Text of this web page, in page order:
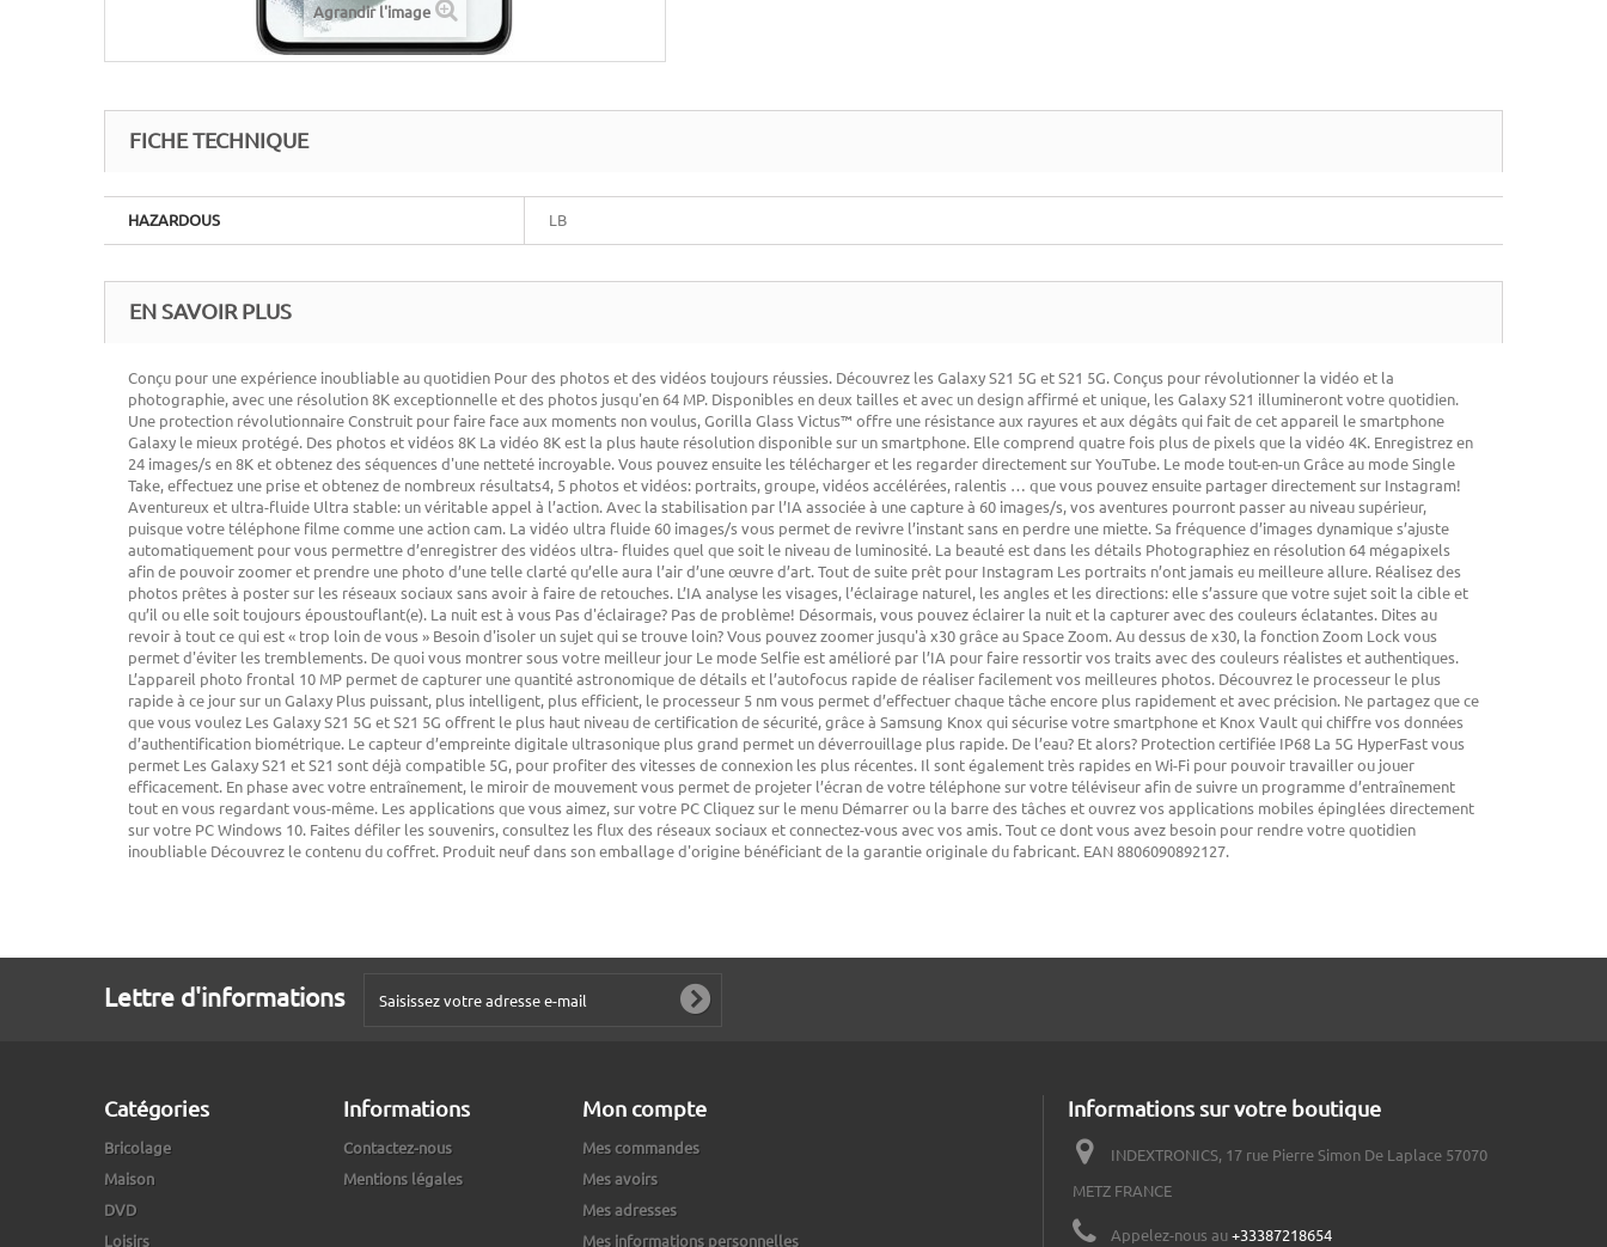
Agrandir l'image
FICHE TECHNIQUE
HAZARDOUS LB
EN SAVOIR PLUS
Conçu pour une expérience inoubliable au quotidien Pour des photos et des vidéos toujours réussies. Découvrez les Galaxy S21 5G et S21 5G. Conçus pour révolutionner la vidéo et la
photographie, avec une résolution 8K exceptionnelle et des photos jusqu'en 64 MP. Disponibles en deux tailles et avec un design affirmé et unique, les Galaxy S21 illumineront votre quotidien.
Une protection révolutionnaire Construit pour faire face aux moments non voulus, Gorilla Glass Victus™ offre une résistance aux rayures et aux dégâts qui fait de cet appareil le smartphone
Galaxy le mieux protégé. Des photos et vidéos 8K La vidéo 8K est la plus haute résolution disponible sur un smartphone. Elle comprend quatre fois plus de pixels que la vidéo 4K. Enregistrez en
24 images/s en 8K et obtenez des séquences d'une netteté incroyable. Vous pouvez ensuite les télécharger et les regarder directement sur YouTube. Le mode tout-en-un Grâce au mode Single
Take, effectuez une prise et obtenez de nombreux résultats4, 5 photos et vidéos: portraits, groupe, vidéos accélérées, ralentis … que vous pouvez ensuite partager directement sur Instagram!
Aventureux et ultra-fluide Ultra stable: un véritable appel à l’action. Avec la stabilisation par l’IA associée à une capture à 60 images/s, vos aventures pourront passer au niveau supérieur,
puisque votre téléphone filme comme une action cam. La vidéo ultra fluide 60 images/s vous permet de revivre l’instant sans en perdre une miette. Sa fréquence d’images dynamique s’ajuste
automatiquement pour vous permettre d’enregistrer des vidéos ultra- fluides quel que soit le niveau de luminosité. La beauté est dans les détails Photographiez en résolution 64 mégapixels
afin de pouvoir zoomer et prendre une photo d’une telle clarté qu’elle aura l’air d’une œuvre d’art. Tout de suite prêt pour Instagram Les portraits n’ont jamais eu meilleure allure. Réalisez des
photos prêtes à poster sur les réseaux sociaux sans avoir à faire de retouches. L’IA analyse les visages, l’éclairage naturel, les angles et les directions: elle s’assure que votre sujet soit la cible et
qu’il ou elle soit toujours époustouflant(e). La nuit est à vous Pas d'éclairage? Pas de problème! Désormais, vous pouvez éclairer la nuit et la capturer avec des couleurs éclatantes. Dites au
revoir à tout ce qui est « trop loin de vous » Besoin d'isoler un sujet qui se trouve loin? Vous pouvez zoomer jusqu'à x30 grâce au Space Zoom. Au dessus de x30, la fonction Zoom Lock vous
permet d'éviter les tremblements. De quoi vous montrer sous votre meilleur jour Le mode Selfie est amélioré par l’IA pour faire ressortir vos traits avec des couleurs réalistes et authentiques.
L’appareil photo frontal 10 MP permet de capturer une quantité astronomique de détails et l’autofocus rapide de réaliser facilement vos meilleures photos. Découvrez le processeur le plus
rapide à ce jour sur un Galaxy Plus puissant, plus intelligent, plus efficient, le processeur 5 nm vous permet d’effectuer chaque tâche encore plus rapidement et avec précision. Ne partagez que ce
que vous voulez Les Galaxy S21 5G et S21 5G offrent le plus haut niveau de certification de sécurité, grâce à Samsung Knox qui sécurise votre smartphone et Knox Vault qui chiffre vos données
d’authentification biométrique. Le capteur d’empreinte digitale ultrasonique plus grand permet un déverrouillage plus rapide. De l’eau? Et alors? Protection certifiée IP68 La 5G HyperFast vous
permet Les Galaxy S21 et S21 sont déjà compatible 5G, pour profiter des vitesses de connexion les plus récentes. Il sont également très rapides en Wi-Fi pour pouvoir travailler ou jouer
efficacement. En phase avec votre entraînement, le miroir de mouvement vous permet de projeter l’écran de votre téléphone sur votre téléviseur afin de suivre un programme d’entraînement
tout en vous regardant vous-même. Les applications que vous aimez, sur votre PC Cliquez sur le menu Démarrer ou la barre des tâches et ouvrez vos applications mobiles épinglées directement
sur votre PC Windows 10. Faites défiler les souvenirs, consultez les flux des réseaux sociaux et connectez-vous avec vos amis. Tout ce dont vous avez besoin pour rendre votre quotidien
inoubliable Découvrez le contenu du coffret. Produit neuf dans son emballage d'origine bénéficiant de la garantie originale du fabricant. EAN 8806090892127.
Lettre d'informations
Catégories
Bricolage
Maison
DVD
Loisirs
Informations
Contactez-nous
Mentions légales
Mon compte
Mes commandes
Mes avoirs
Mes adresses
Mes informations personnelles
Informations sur votre boutique
INDEXTRONICS, 17 rue Pierre Simon De Laplace 57070
METZ FRANCE
Appelez-nous au+33387218654